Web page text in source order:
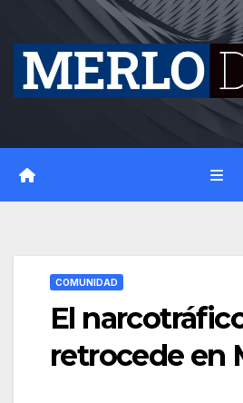
content
COMUNIDAD
El
retrocede en